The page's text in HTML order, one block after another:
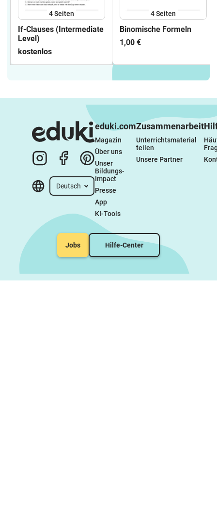
4Seiten
If-Clauses (Intermediate
Level)
kostenlos
4Seiten
Binomische Formeln
1,00 €
Deutsch
eduki.com
Magazin
Über uns
Unser
Bildungs-
Impact
Presse
App
KI-Tools
Zusammenarbeit
Unterrichtsmaterial
teilen
Unsere Partner
Jobs Hilfe-Center